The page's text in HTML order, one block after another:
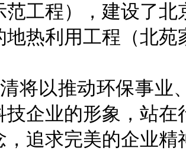
范工程），建设了
地热利用工程（北
以推动环保事业
技企业的形象，站
，追求完美的企业